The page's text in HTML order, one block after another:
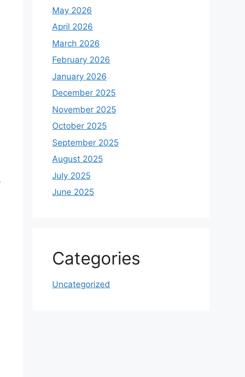
May 2026
April 2026
March 2026
February 2026
January 2026
December 2025
November 2025
October 2025
September 2025
August 2025
July 2025
June 2025
Categories
Uncategorized